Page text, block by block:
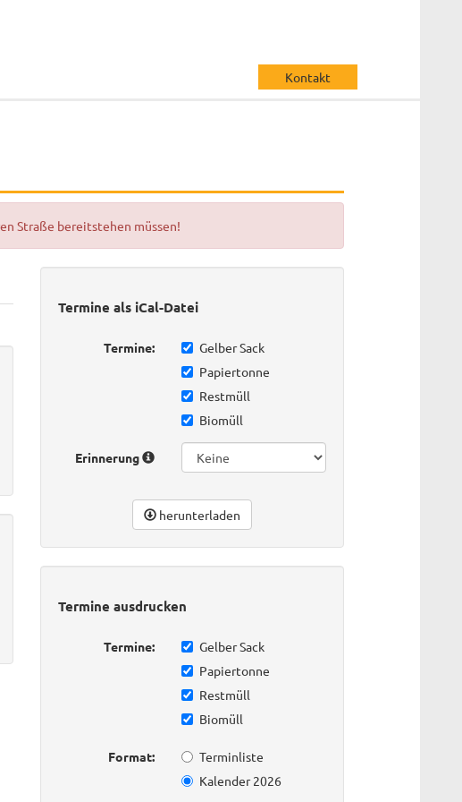
Kontakt
Straße bereitstehen müssen!
Termine als iCal-Datei
Termine:
Gelber Sack
Papiertonne
Restmüll
Biomüll
Erinnerung
herunterladen
Termine ausdrucken
Termine:
Gelber Sack
Papiertonne
Restmüll
Biomüll
Format:
Terminliste
Kalender 2026